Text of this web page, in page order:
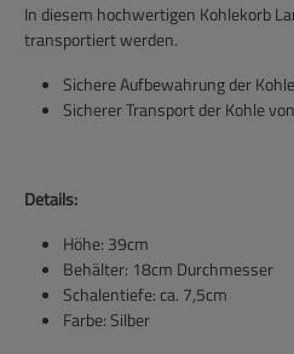
In diesem hochwertigen Kohlekorb
transportiert werden.
Sichere Aufbewahrung der
Sicherer Transport der Kohle
Details:
Höhe: 39cm
Behälter: 18cm Durchmesser
Schalentiefe: ca. 7,5cm
Farbe: Silber